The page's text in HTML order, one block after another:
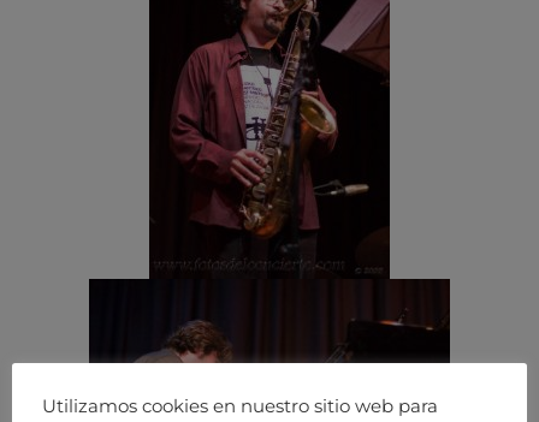
Utilizamos cookies en nuestro sitio web para